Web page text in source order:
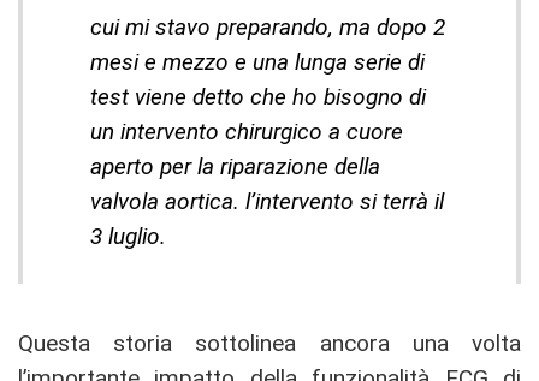
cui mi stavo preparando, ma dopo 2
mesi e mezzo e una lunga serie di
test viene detto che ho bisogno di
un intervento chirurgico a cuore
aperto per la riparazione della
valvola aortica. l’intervento si terrà il
3 luglio.
Questa storia sottolinea ancora una volta